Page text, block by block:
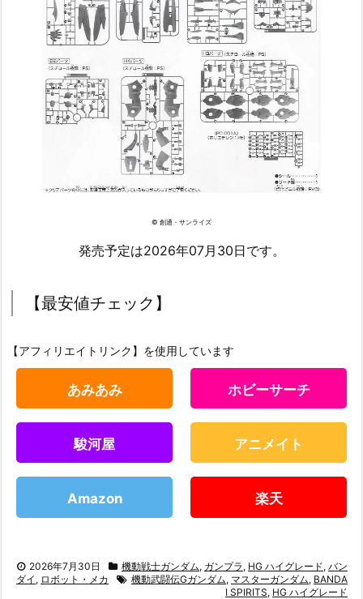
© 創通・サンライズ
発売予定は2026年07月30日です。
【最安値チェック】
【アフィリエイトリンク】を使用しています
あみあみ ホビーサーチ
駿河屋 アニメイト
Amazon 楽天
2026年7月30日 機動戦士ガンダム, ガンプラ , HG ハイグレード, バン
ダイ , ロボット・メカ 機動武闘伝Gガンダム, マスターガンダム, BANDA
I SPIRITS, HG ハイグレード